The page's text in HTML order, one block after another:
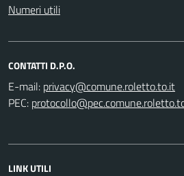
Numeri utili
CONTATTI D.P.O.
E-mail:
PEC:
LINK UTILI